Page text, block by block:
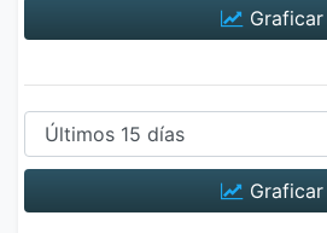
Graficar
Graficar